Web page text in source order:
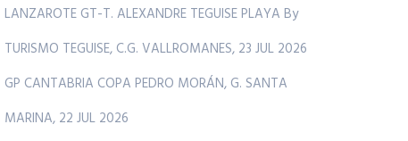
LANZAROTE GT-T. ALEXANDRE TEGUISE PLAYA By
TURISMO TEGUISE, C.G. VALLROMANES, 23 JUL 2026
GP CANTABRIA COPA PEDRO MORÁN, G. SANTA
MARINA, 22 JUL 2026